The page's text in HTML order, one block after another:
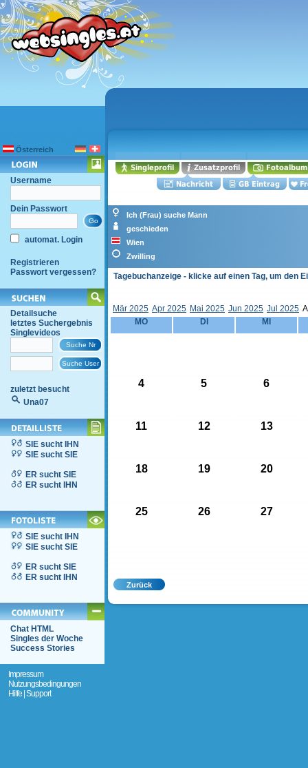
Österreich
Username
Dein Passwort
automat. Login
Registrieren
Passwort vergessen?
Detailsuche
letztes Suchergebnis
Singlevideos
zuletzt besucht
Una07
SIE sucht IHN
SIE sucht SIE
ER sucht SIE
ER sucht IHN
SIE sucht IHN
SIE sucht SIE
ER sucht SIE
ER sucht IHN
Chat HTML
Singles der Woche
Success Stories
Impressum
Nutzungsbedingungen
Hilfe | Support
Ich (Frau) suche Mann
geschieden
Wien
Zwilling
Tagebuchanzeige - klicke auf einen Tag, um den
Mär 2025 Apr 2025 Mai 2025 Jun 2025 Jul 2025
MO
DI MI
4 5 6
11 12 13
18 19 20
25 26 27